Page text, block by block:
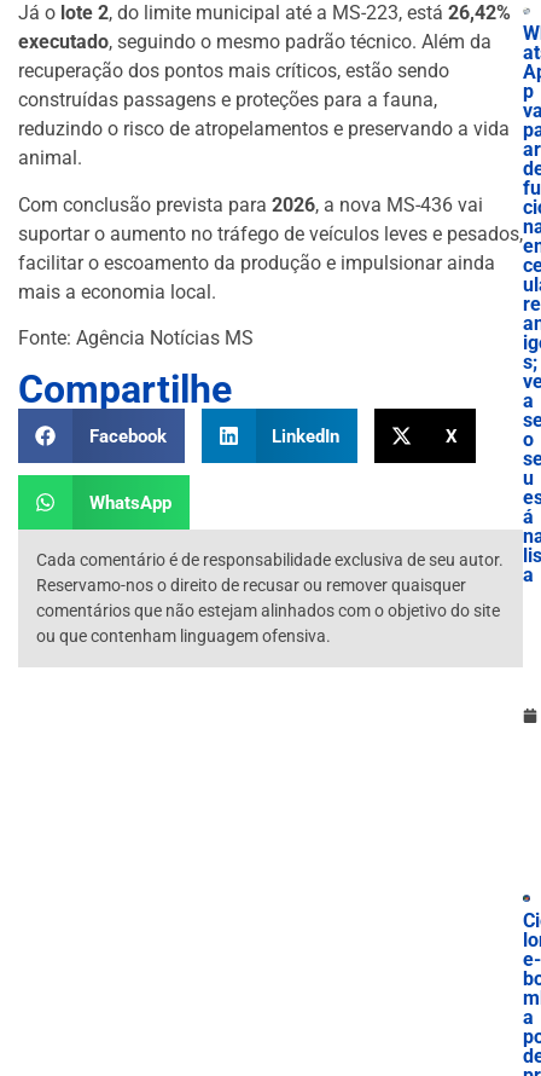
Já o lote 2, do limite municipal até a MS-223, está 26,42%
executado, seguindo o mesmo padrão técnico. Além da
recuperação dos pontos mais críticos, estão sendo
construídas passagens e proteções para a fauna,
reduzindo o risco de atropelamentos e preservando a vida
animal.
Com conclusão prevista para 2026, a nova MS-436 vai
suportar o aumento no tráfego de veículos leves e pesados,
facilitar o escoamento da produção e impulsionar ainda
mais a economia local.
Fonte: Agência Notícias MS
Compartilhe
Facebook LinkedIn X
WhatsApp
Cada comentário é de responsabilidade exclusiva de seu autor.
Reservamo-nos o direito de recusar ou remover quaisquer
comentários que não estejam alinhados com o objetivo do site
ou que contenham linguagem ofensiva.
p
ar
s;
a
o
u
á
a
e-
a